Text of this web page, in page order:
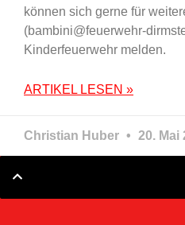
können sich gerne für
(bambini@feuerwehr-
Kinderfeuerwehr melden.
ARTIKEL LESEN »
Christian Huber 20. Mai